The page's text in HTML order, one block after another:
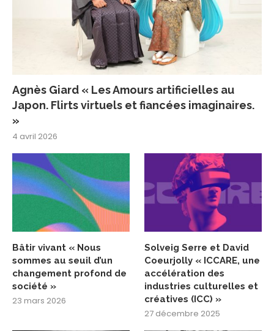
Agnès Giard « Les Amours artificielles au
Japon. Flirts virtuels et fiancées imaginaires.
»
4 avril 2026
Bâtir vivant « Nous
sommes au seuil d’un
changement profond de
société »
23 mars 2026
Solveig Serre et David
Coeurjolly « ICCARE, une
accélération des
industries culturelles et
créatives (ICC) »
27 décembre 2025